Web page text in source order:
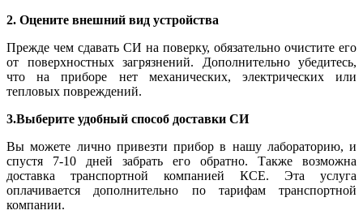
2. Оцените внешний вид устройства
Прежде чем сдавать СИ на поверку, обязательно очистите его
от поверхностных загрязнений. Дополнительно убедитесь,
что на приборе нет механических, электрических или
тепловых повреждений.
3.Выберите удобный способ доставки СИ
Вы можете лично привезти прибор в нашу лабораторию, и
спустя 7-10 дней забрать его обратно. Также возможна
доставка транспортной компанией КСЕ. Эта услуга
оплачивается дополнительно по тарифам транспортной
компании.